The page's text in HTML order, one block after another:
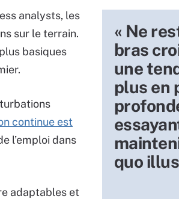
« Ne
bras
une
plus en
quo
analysts, les
sur le terrain.
basiques
continue est
l’emploi dans
adaptables et